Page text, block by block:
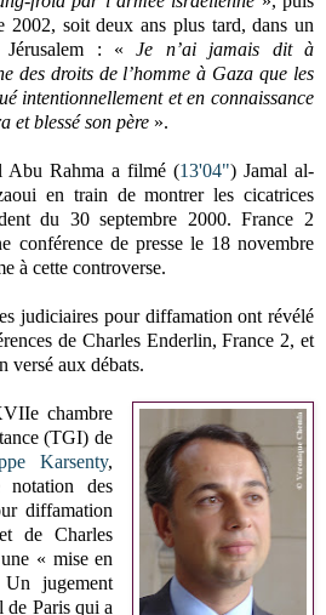
2002, soit deux ans plus tard, dans un
Jérusalem : «Je n’ai jamais dit à
des droits de l’homme à Gaza que les
intentionnellement et en connaissance
et blessé son père ».
Abu Rahma a filmé (13'04") Jamal al-
en train de montrer les cicatrices
du 30 septembre 2000. France 2
conférence de presse le 18 novembre
à cette controverse.
judiciaires pour diffamation ont révélé
de Charles Enderlin, France 2, et
versé aux débats.
chambre
(TGI) de
Karsenty,
notation des
diffamation
de Charles
« mise en
jugement
de Paris qui a